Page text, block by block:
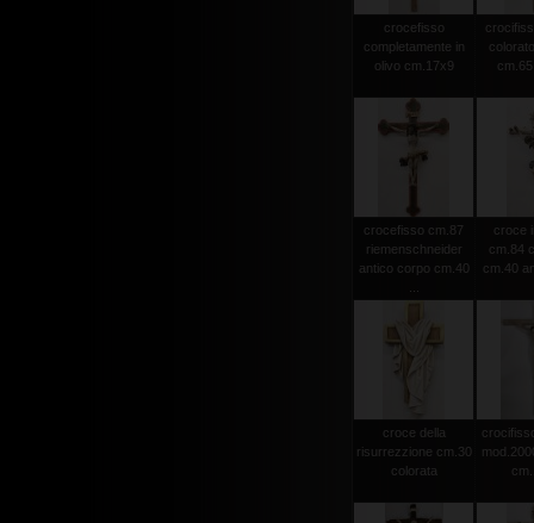
crocefisso
completamente in
olivo cm.17x9
crocefisso cm.87
riemenschneider
antico corpo cm.40
croce
cm.84
cm.40
croce della
risurrezzione cm.30
colorata